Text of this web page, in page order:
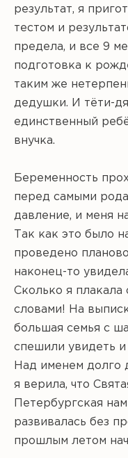
результат, я
тестом и
предела, и все 9
подготовка к
таким же
дедушки. И тёти-
единственный
внучка.
Беременность
перед самыми
давление, и меня
Так как это было
проведено
наконец-то
Сколько я плакала
словами! На
большая семья с
спешили увидеть
Над именем долго
я верила, что
Петербургская
развивалась без
прошлым летом